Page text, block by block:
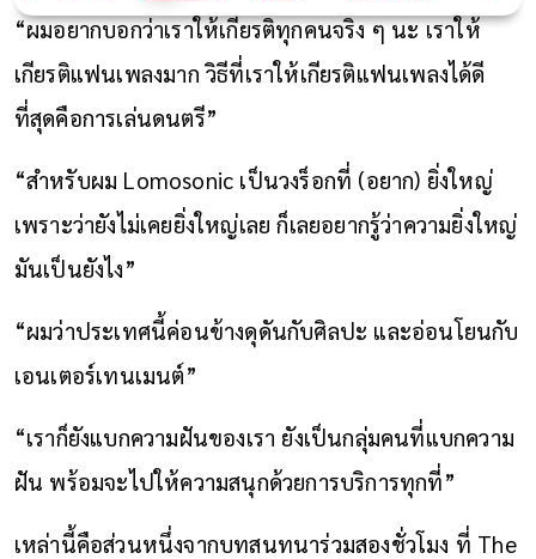
“ผมอยากบอกว่าเราให้เกียรติทุกคนจริง ๆ นะ เราให้
เกียรติแฟนเพลงมาก วิธีที่เราให้เกียรติแฟนเพลงได้ดี
ที่สุดคือการเล่นดนตรี”
“สำหรับผม Lomosonic เป็นวงร็อกที่ (อยาก) ยิ่งใหญ่
เพราะว่ายังไม่เคยยิ่งใหญ่เลย ก็เลยอยากรู้ว่าความยิ่งใหญ่
มันเป็นยังไง”
“ผมว่าประเทศนี้ค่อนข้างดุดันกับศิลปะ และอ่อนโยนกับ
เอนเตอร์เทนเมนต์”
“เราก็ยังแบกความฝันของเรา ยังเป็นกลุ่มคนที่แบกความ
ฝัน พร้อมจะไปให้ความสนุกด้วยการบริการทุกที่”
เหล่านี้คือส่วนหนึ่งจากบทสนทนาร่วมสองชั่วโมง ที่ The